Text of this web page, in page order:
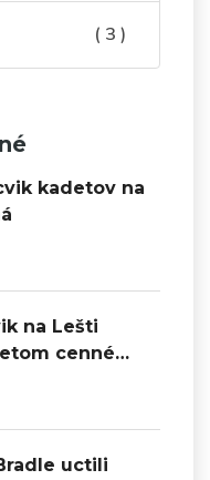
( 3 )
kadetov na
na Lešti
cenné…
uctili